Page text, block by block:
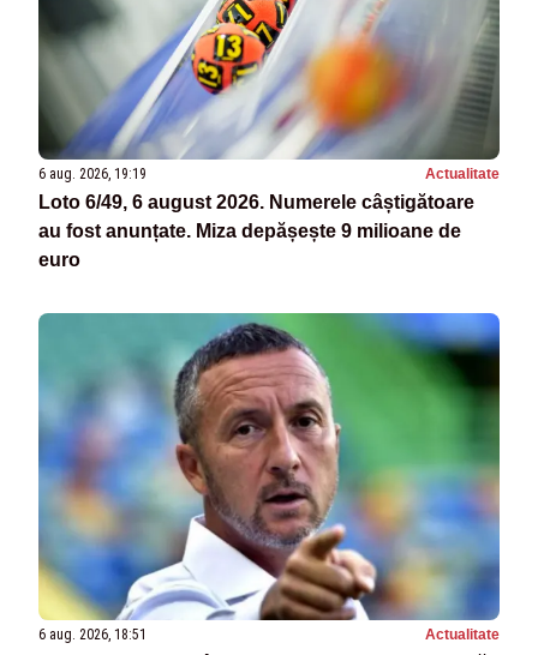
6 aug. 2026, 19:19 Actualitate
Loto 6/49, 6 august 2026. Numerele câștigătoare
au fost anunțate. Miza depășește 9 milioane de
euro
6 aug. 2026, 18:51 Actualitate